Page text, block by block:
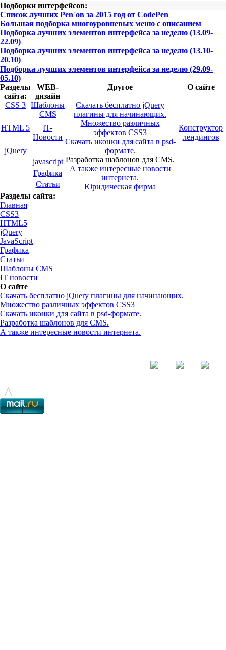
Подборки интерфейсов:
Список лучших Pen`ов за 2015 год от CodePen
Большая подборка многоуровневых меню с описанием
Подборка лучших элементов интерфейса за неделю (13.09-
22.09)
Подборка лучших элементов интерфейса за неделю (13.10-
20.10)
Подборка лучших элементов интерфейса за неделю (29.09-
05.10)
Разделы
сайта:
WEB-
дизайн
Другое О сайте
CSS 3 Шаблоны
CMS
Скачать бесплатно jQuery
плагины для начинающих.
Множество различных
эффектов CSS3
Скачать иконки для сайта в psd-
формате.
Разработка шаблонов для CMS.
А также интересные новости
интернета.
Юридическая фирма
HTML 5
IT-
Новости
Конструктор
лендингов
jQuery
javascript
Графика
Статьи
Разделы сайта:
Главная
CSS3
HTML5
jQuery
JavaScript
Графика
Статьи
Шаблоны CMS
IT новости
О сайте
Скачать бесплатно jQuery плагины для начинающих.
Множество различных эффектов CSS3
Скачать иконки для сайта в psd-формате.
Разработка шаблонов для CMS.
А также интересные новости интернета.
© - 2015-2017 - helix.su - все для вашего сайта |
^